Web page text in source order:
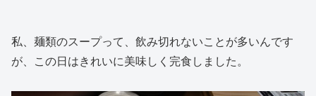
私、麺類のスープって、飲み切れないことが多いんです
が、この日はきれいに美味しく完食しました。